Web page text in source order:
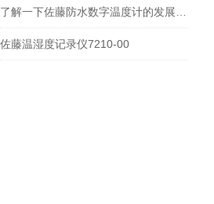
佐藤温湿度记录仪7210-00